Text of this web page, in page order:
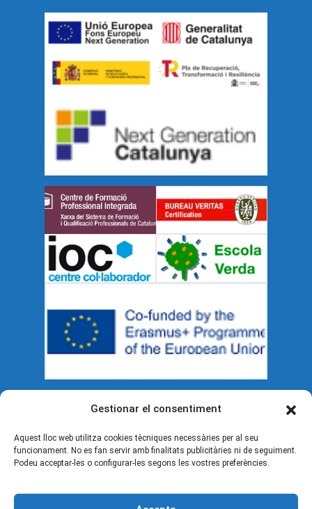
Gestionar el consentiment
Aquest lloc web utilitza cookies tècniques necessàries per al seu
funcionament. No es fan servir amb finalitats publicitàries ni de seguiment.
Podeu acceptar-les o configurar-les segons les vostres preferències.
Política de cookies (UE)